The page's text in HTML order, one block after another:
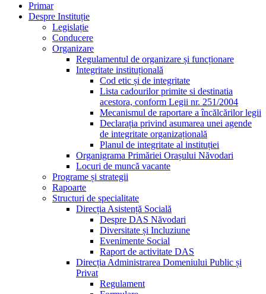
Primar
Despre Instituție
Legislație
Conducere
Organizare
Regulamentul de organizare și funcționare
Integritate instituțională
Cod etic și de integritate
Lista cadourilor primite si destinatia
acestora, conform Legii nr. 251/2004
Mecanismul de raportare a încălcărilor legii
Declarația privind asumarea unei agende
de integritate organizațională
Planul de integritate al instituției
Organigrama Primăriei Orașului Năvodari
Locuri de muncă vacante
Programe și strategii
Rapoarte
Structuri de specialitate
Direcția Asistență Socială
Despre DAS Năvodari
Diversitate și Incluziune
Evenimente Social
Raport de activitate DAS
Direcția Administrarea Domeniului Public și
Privat
Regulament